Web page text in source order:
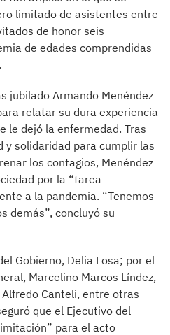
limitado de asistentes entre
de honor seis
de edades comprendidas
jubilado Armando Menéndez
relatar su dura experiencia
le dejó la enfermedad. Tras
y solidaridad para cumplir las
los contagios, Menéndez
por la “tarea
a la pandemia. “Tenemos
demás”, concluyó su
Gobierno, Delia Losa; por el
Marcelino Marcos Líndez,
Canteli, entre otras
que el Ejecutivo del
para el acto